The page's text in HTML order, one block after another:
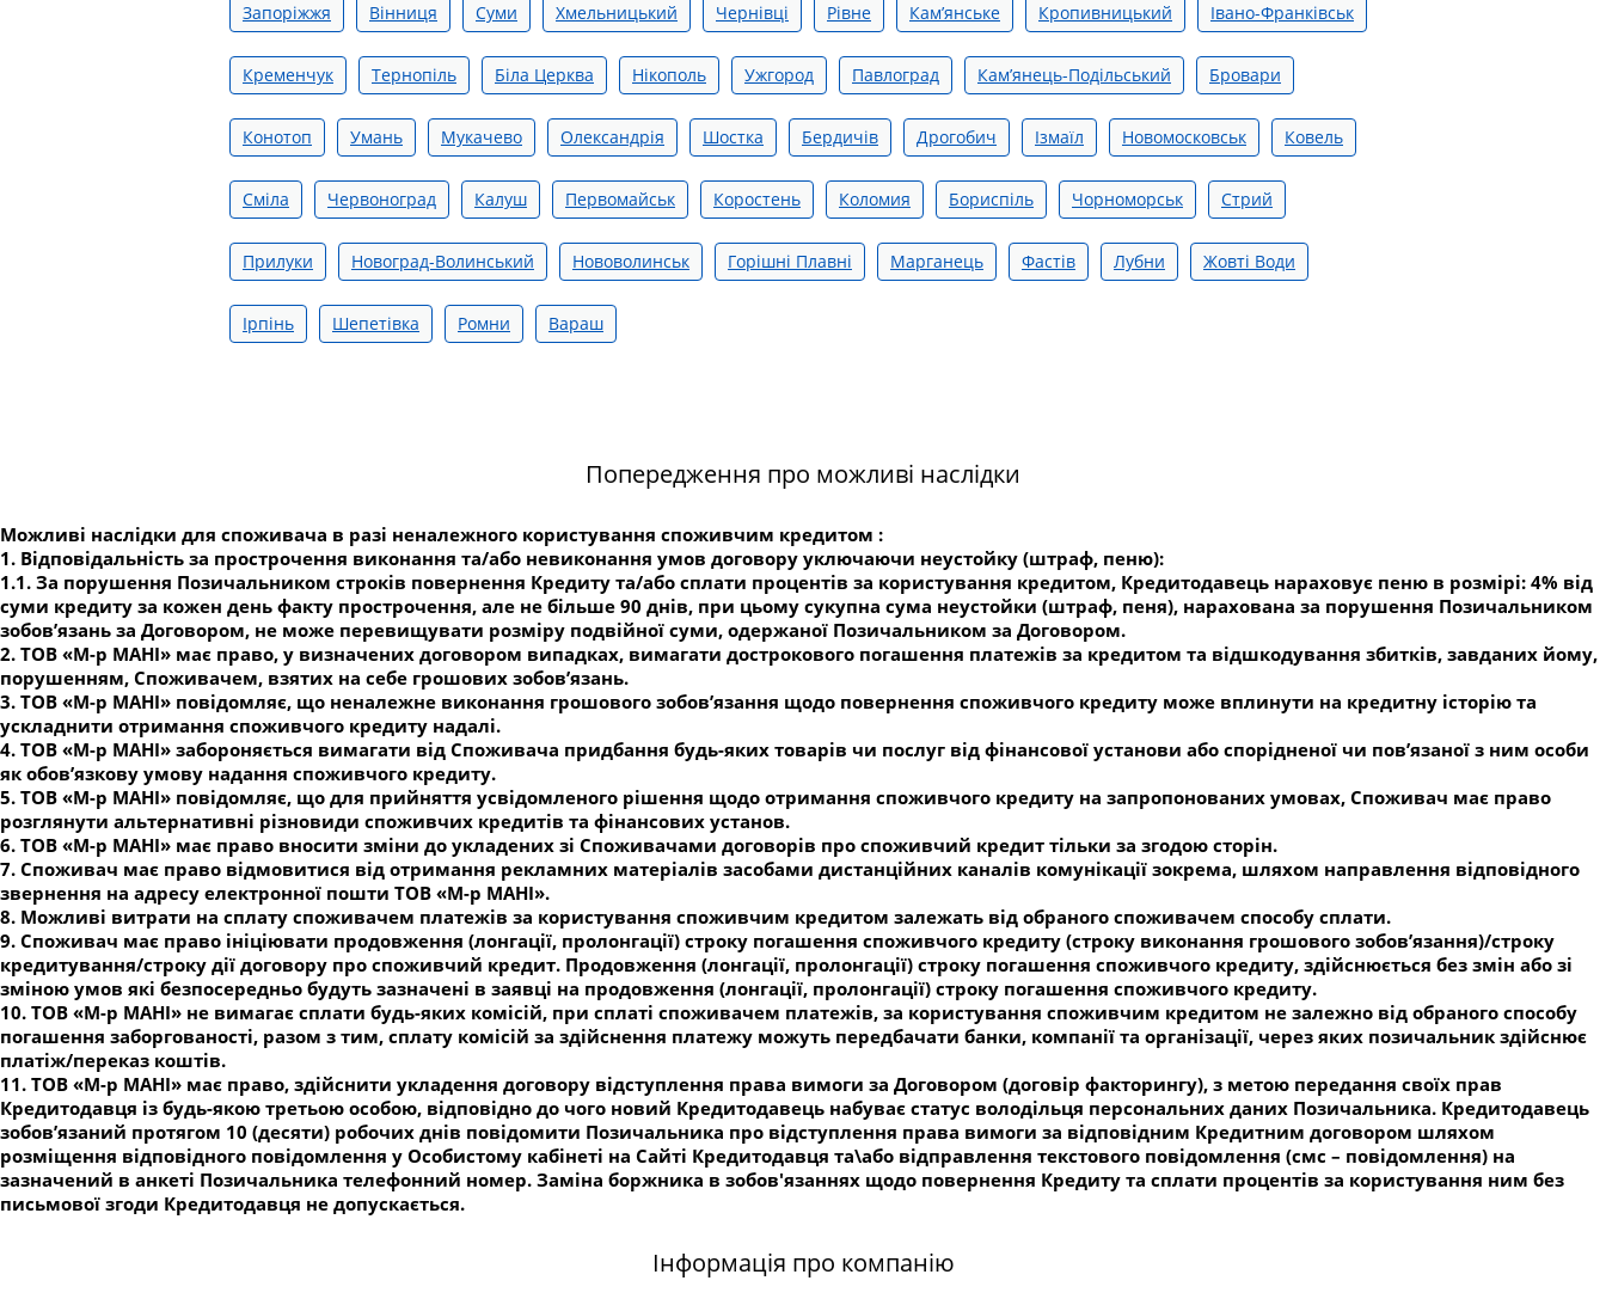
Запоріжжя Вінниця Суми Хмельницький Чернівці Рівне Камʼянське Кропивницький Івано-Франківськ
Кременчук Тернопіль Біла Церква Нікополь Ужгород Павлоград Кам’янець-Подільський Бровари
Конотоп Умань Мукачево Олександрія Шостка Бердичів Дрогобич Ізмаїл Новомосковськ Ковель
Сміла Червоноград Калуш Первомайськ Коростень Коломия Бориспіль Чорноморськ Стрий
Прилуки Новоград-Волинський Нововолинськ Горішні Плавні Марганець Фастів Лубни Жовті Води
Ірпінь Шепетівка Ромни Вараш
Попередження про можливі наслідки
Можливі наслідки для споживача в разі неналежного користування споживчим кредитом :
1. Відповідальність за прострочення виконання та/або невиконання умов договору уключаючи неустойку (штраф, пеню):
1.1. За порушення Позичальником строків повернення Кредиту та/або сплати процентів за користування кредитом, Кредитодавець нараховує пеню в розмірі: 4% від
суми кредиту за кожен день факту прострочення, але не більше 90 днів, при цьому сукупна сума неустойки (штраф, пеня), нарахована за порушення Позичальником
зобов’язань за Договором, не може перевищувати розміру подвійної суми, одержаної Позичальником за Договором.
2. ТОВ «М-р МАНІ» має право, у визначених договором випадках, вимагати дострокового погашення платежів за кредитом та відшкодування збитків, завданих йому,
порушенням, Споживачем, взятих на себе грошових зобов’язань.
3. ТОВ «М-р МАНІ» повідомляє, що неналежне виконання грошового зобов’язання щодо повернення споживчого кредиту може вплинути на кредитну історію та
ускладнити отримання споживчого кредиту надалі.
4. ТОВ «М-р МАНІ» забороняється вимагати від Споживача придбання будь-яких товарів чи послуг від фінансової установи або спорідненої чи пов’язаної з ним особи
як обов’язкову умову надання споживчого кредиту.
5. ТОВ «М-р МАНІ» повідомляє, що для прийняття усвідомленого рішення щодо отримання споживчого кредиту на запропонованих умовах, Споживач має право
розглянути альтернативні різновиди споживчих кредитів та фінансових установ.
6. ТОВ «М-р МАНІ» має право вносити зміни до укладених зі Споживачами договорів про споживчий кредит тільки за згодою сторін.
7. Споживач має право відмовитися від отримання рекламних матеріалів засобами дистанційних каналів комунікації зокрема, шляхом направлення відповідного
звернення на адресу електронної пошти ТОВ «М-р МАНІ».
8. Можливі витрати на сплату споживачем платежів за користування споживчим кредитом залежать від обраного споживачем способу сплати.
9. Споживач має право ініціювати продовження (лонгації, пролонгації) строку погашення споживчого кредиту (строку виконання грошового зобов’язання)/строку
кредитування/строку дії договору про споживчий кредит. Продовження (лонгації, пролонгації) строку погашення споживчого кредиту, здійснюється без змін або зі
зміною умов які безпосередньо будуть зазначені в заявці на продовження (лонгації, пролонгації) строку погашення споживчого кредиту.
10. ТОВ «М-р МАНІ» не вимагає сплати будь-яких комісій, при сплаті споживачем платежів, за користування споживчим кредитом не залежно від обраного способу
погашення заборгованості, разом з тим, сплату комісій за здійснення платежу можуть передбачати банки, компанії та організації, через яких позичальник здійснює
платіж/переказ коштів.
11. ТОВ «М-р МАНІ» має право, здійснити укладення договору відступлення права вимоги за Договором (договір факторингу), з метою передання своїх прав
Кредитодавця із будь-якою третьою особою, відповідно до чого новий Кредитодавець набуває статус володільця персональних даних Позичальника. Кредитодавець
зобов’язаний протягом 10 (десяти) робочих днів повідомити Позичальника про відступлення права вимоги за відповідним Кредитним договором шляхом
розміщення відповідного повідомлення у Особистому кабінеті на Сайті Кредитодавця та\або відправлення текстового повідомлення (смс – повідомлення) на
зазначений в анкеті Позичальника телефонний номер. Заміна боржника в зобов'язаннях щодо повернення Кредиту та сплати процентів за користування ним без
письмової згоди Кредитодавця не допускається.
Інформація про компанію